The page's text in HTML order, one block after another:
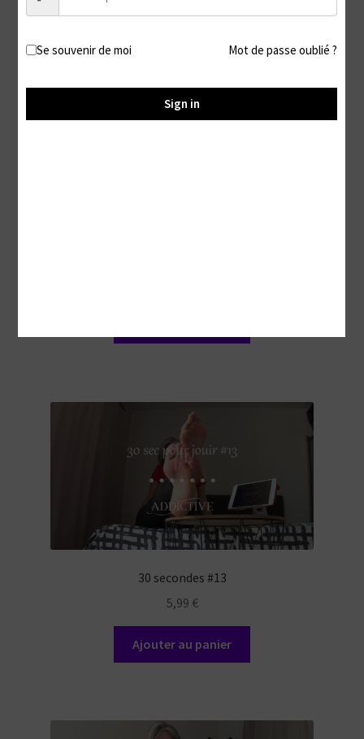
30 secondes #13
5,99 €
Ajouter au panier
Se souvenir de moi Mot de passe oublié ?
Sign in